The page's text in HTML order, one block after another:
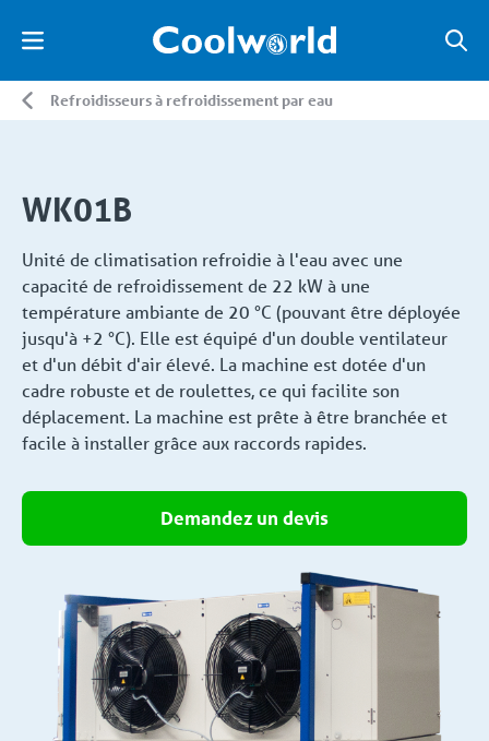
Refroidisseurs à refroidissement par eau
WK01B
Unité de climatisation refroidie à l'eau avec une
capacité de refroidissement de 22 kW à une
température ambiante de 20 °C (pouvant être déployée
jusqu'à +2 °C). Elle est équipé d'un double ventilateur
et d'un débit d'air élevé. La machine est dotée d'un
cadre robuste et de roulettes, ce qui facilite son
déplacement. La machine est prête à être branchée et
facile à installer grâce aux raccords rapides.
Demandez un devis